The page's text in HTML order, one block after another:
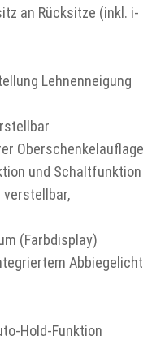
an Rücksitze (inkl. i-
Lehnenneigung
Oberschenkelauflage
und Schaltfunktion
verstellbar,
(Farbdisplay)
Abbiegelicht
Hold-Funktion